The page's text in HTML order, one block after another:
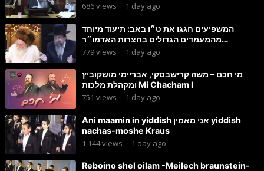
686views · 1 day ago
המשפיעים חגגו את ט״ו באב: תיעוד מיוחד
מהמעמדים הגדולים בחצרות האדמו״ר
מסטוטשין והגרי״מ מורגשטרן
779views · 1 day ago
מי חכם – משה קרישבסקי, אבריימי מושקוביץ
ומקהלת מלכות Mi Chacham I
751 views · 1 day ago
Ani maamin in yiddish אני מאמין yiddish
nachas-moshe Kraus
1,144views · 1 day ago
Reboino shel oilam -Meilech braunstein-